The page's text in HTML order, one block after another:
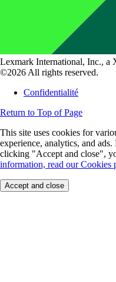
Lexmark International, Inc., a
©2026 All rights reserved.
Confidentialité
Return to Top of Page
This site uses cookies for
experience, analytics, and
clicking "Accept and close",
information, read our Cookies
Accept and close